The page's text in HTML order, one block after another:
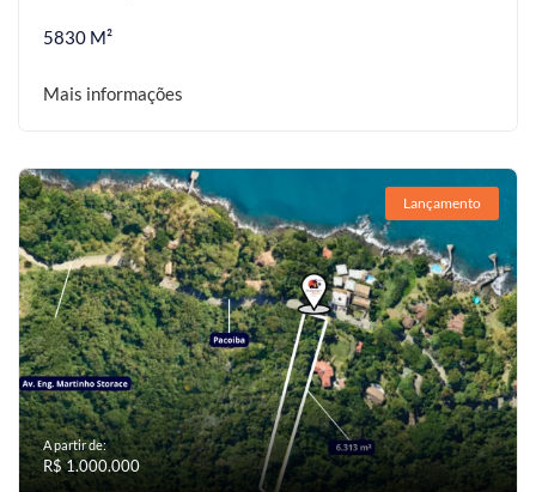
5830 M²
Mais informações
Lançamento
A partir de:
R$ 1.000.000